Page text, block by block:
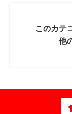
このカテ
他